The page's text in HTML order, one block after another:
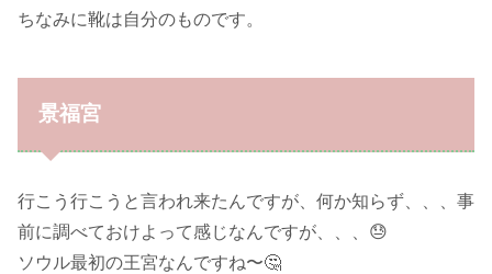
ちなみに靴は自分のものです。
景福宮
行こう行こうと言われ来たんですが、何か知らず、、、事
前に調べておけよって感じなんですが、、、😓
ソウル最初の王宮なんですね〜🤔